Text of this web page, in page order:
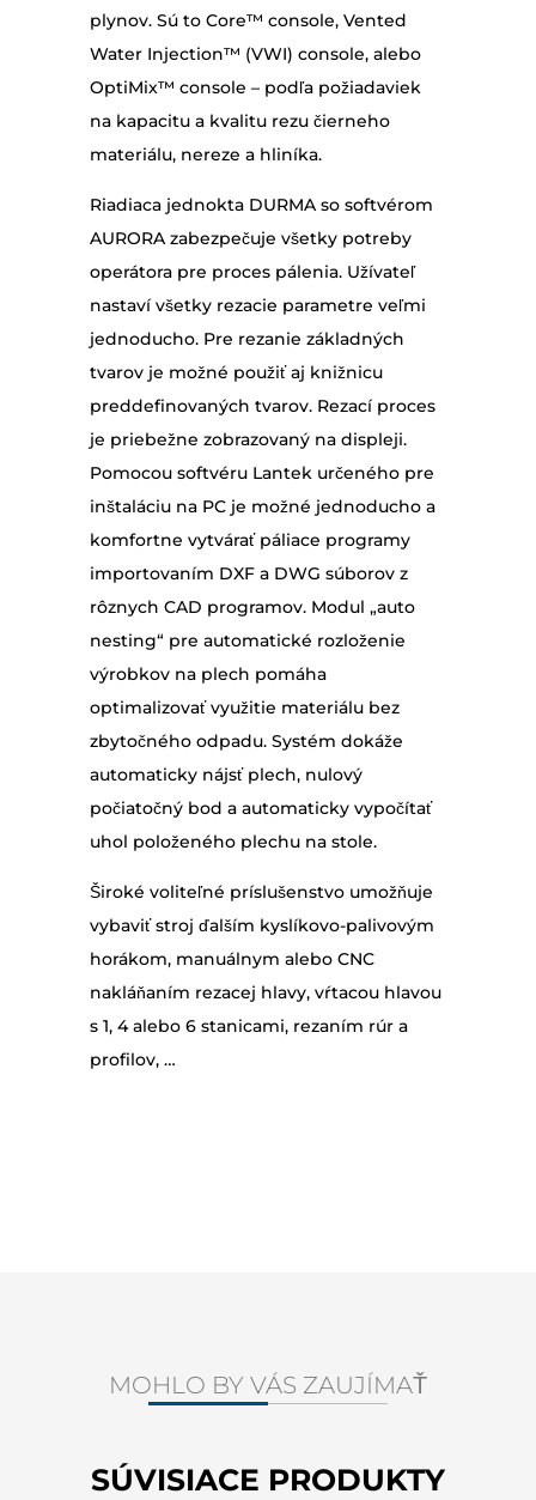
plynov. Sú to Core™ console, Vented
Water Injection™ (VWI) console, alebo
OptiMix™ console – podľa požiadaviek
na kapacitu a kvalitu rezu čierneho
materiálu, nereze a hliníka.
Riadiaca jednokta DURMA so softvérom
AURORA zabezpečuje všetky potreby
operátora pre proces pálenia. Užívateľ
nastaví všetky rezacie parametre veľmi
jednoducho. Pre rezanie základných
tvarov je možné použiť aj knižnicu
preddefinovaných tvarov. Rezací proces
je priebežne zobrazovaný na displeji.
Pomocou softvéru Lantek určeného pre
inštaláciu na PC je možné jednoducho a
komfortne vytvárať páliace programy
importovaním DXF a DWG súborov z
rôznych CAD programov. Modul „auto
nesting“ pre automatické rozloženie
výrobkov na plech pomáha
optimalizovať využitie materiálu bez
zbytočného odpadu. Systém dokáže
automaticky nájsť plech, nulový
počiatočný bod a automaticky vypočítať
uhol položeného plechu na stole.
Široké voliteľné príslušenstvo umožňuje
vybaviť stroj ďalším kyslíkovo-palivovým
horákom, manuálnym alebo CNC
nakláňaním rezacej hlavy, vŕtacou hlavou
s 1, 4 alebo 6 stanicami, rezaním rúr a
profilov, …
MOHLO BY VÁS ZAUJÍMAŤ
SÚVISIACE PRODUKTY